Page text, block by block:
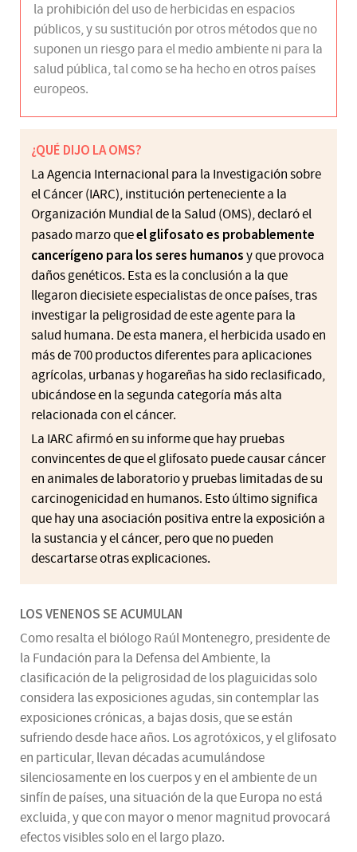
la prohibición del uso de herbicidas en espacios
públicos, y su sustitución por otros métodos que no
suponen un riesgo para el medio ambiente ni para la
salud pública, tal como se ha hecho en otros países
europeos.
¿QUÉ DIJO LA OMS?
La Agencia Internacional para la Investigación sobre
el Cáncer (IARC), institución perteneciente a la
Organización Mundial de la Salud (OMS), declaró el
pasado marzo queel glifosato es probablemente
cancerígeno para los seres humanosy que provoca
daños genéticos. Esta es la conclusión a la que
llegaron diecisiete especialistas de once países, tras
investigar la peligrosidad de este agente para la
salud humana. De esta manera, el herbicida usado en
más de 700 productos diferentes para aplicaciones
agrícolas, urbanas y hogareñas ha sido reclasificado,
ubicándose en la segunda categoría más alta
relacionada con el cáncer.
La IARC afirmó en su informe que hay pruebas
convincentes de que el glifosato puede causar cáncer
en animales de laboratorio y pruebas limitadas de su
carcinogenicidad en humanos. Esto último significa
que hay una asociación positiva entre la exposición a
la sustancia y el cáncer, pero que no pueden
descartarse otras explicaciones.
LOS VENENOS SE ACUMULAN
Como resalta el biólogo Raúl Montenegro, presidente de
la Fundación para la Defensa del Ambiente, la
clasificación de la peligrosidad de los plaguicidas solo
considera las exposiciones agudas, sin contemplar las
exposiciones crónicas, a bajas dosis, que se están
sufriendo desde hace años. Los agrotóxicos, y el glifosato
en particular, llevan décadas acumulándose
silenciosamente en los cuerpos y en el ambiente de un
sinfín de países, una situación de la que Europa no está
excluida, y que con mayor o menor magnitud provocará
efectos visibles solo en el largo plazo.